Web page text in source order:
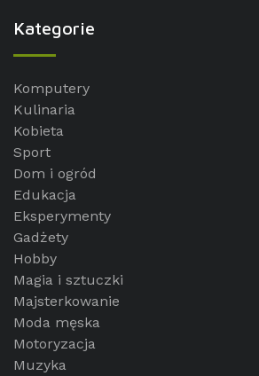
Kategorie
Komputery
Kulinaria
Kobieta
Sport
Dom i ogród
Edukacja
Eksperymenty
Gadżety
Hobby
Magia i sztuczki
Majsterkowanie
Moda męska
Motoryzacja
Muzyka